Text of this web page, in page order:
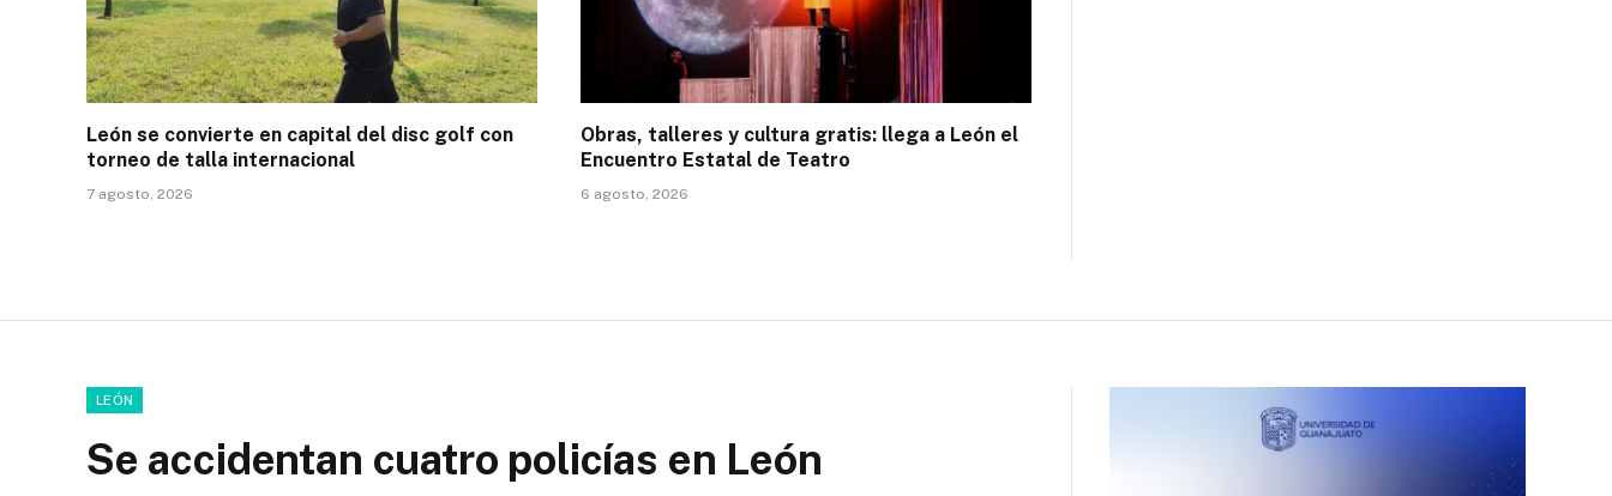
León se convierte en capital del disc golf con
torneo de talla internacional
7 agosto, 2026
Obras, talleres y cultura gratis: llega a León el
Encuentro Estatal de Teatro
6 agosto, 2026
LEÓN
Se accidentan cuatro policías en León